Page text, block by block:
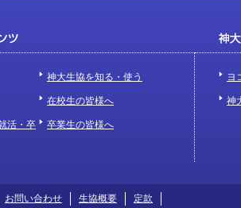
活・卒
神大生協を知る・使う
在校生の皆様へ
卒業生の皆様へ
ヨ
神
お問い合わせ 生協概要 定款